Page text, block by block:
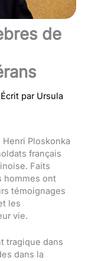
de
Écrit par Ursula
Ploskonka
français
Faits
hommes ont
témoignages
les
vie.
tragique dans
dans la